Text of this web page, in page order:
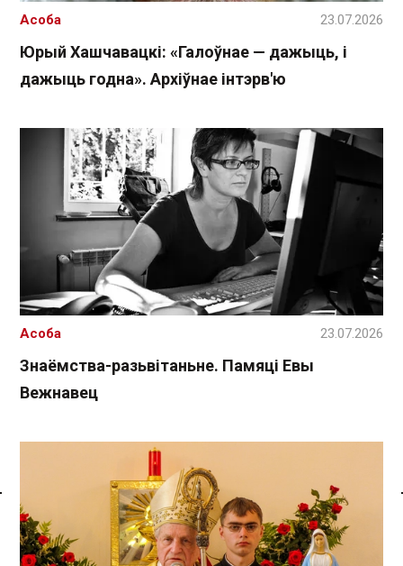
Спасылка без VPN
Юрый Хашчавацкі: «Галоўнае — дажыць, і
дажыць годна». Архіўнае інтэрв'ю
Асоба 23.07.2026
Знаёмства-разьвітаньне. Памяці Евы
Вежнавец
Асоба 23.07.2026